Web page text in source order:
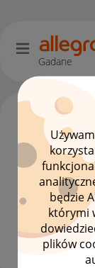
będzie
którymi
plików
Gadane